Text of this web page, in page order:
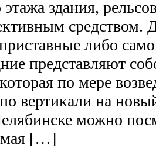
этажа здания,
средством.
либо
представляют
по мере
вертикали на
можно
[…]